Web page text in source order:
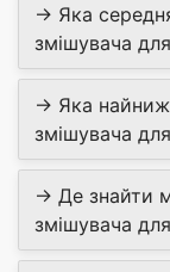
→ Яка
змішувача
→ Яка
змішувача
→ Де знайти
змішувача